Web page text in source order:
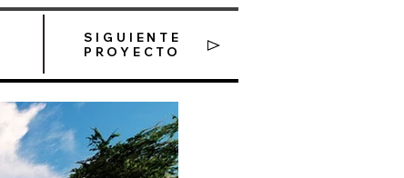
SIGUIENTE
PROYECTO